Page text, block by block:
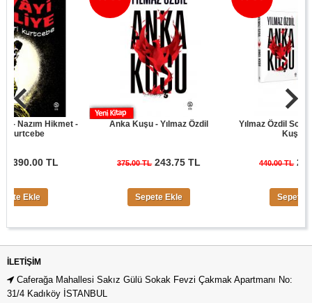
Hikmet -
TL
Anka Kuşu - Yılmaz Özdil
375.00 TL 243.75 TL
Sepete Ekle
Yılmaz Özdil Son Cüret
Kuşu Seti
440.00 TL 286.00
Sepete Ekle
İLETIŞIM
Caferağa Mahallesi Sakız Gülü Sokak Fevzi Çakmak Apartmanı No:
31/4 Kadıköy İSTANBUL